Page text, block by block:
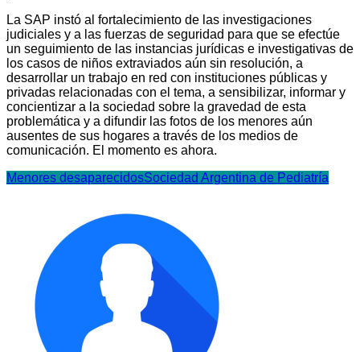
La SAP instó al fortalecimiento de las investigaciones
judiciales y a las fuerzas de seguridad para que se efectúe
un seguimiento de las instancias jurídicas e investigativas de
los casos de niños extraviados aún sin resolución, a
desarrollar un trabajo en red con instituciones públicas y
privadas relacionadas con el tema, a sensibilizar, informar y
concientizar a la sociedad sobre la gravedad de esta
problemática y a difundir las fotos de los menores aún
ausentes de sus hogares a través de los medios de
comunicación. El momento es ahora.
Menores desaparecidosSociedad Argentina de Pediatría